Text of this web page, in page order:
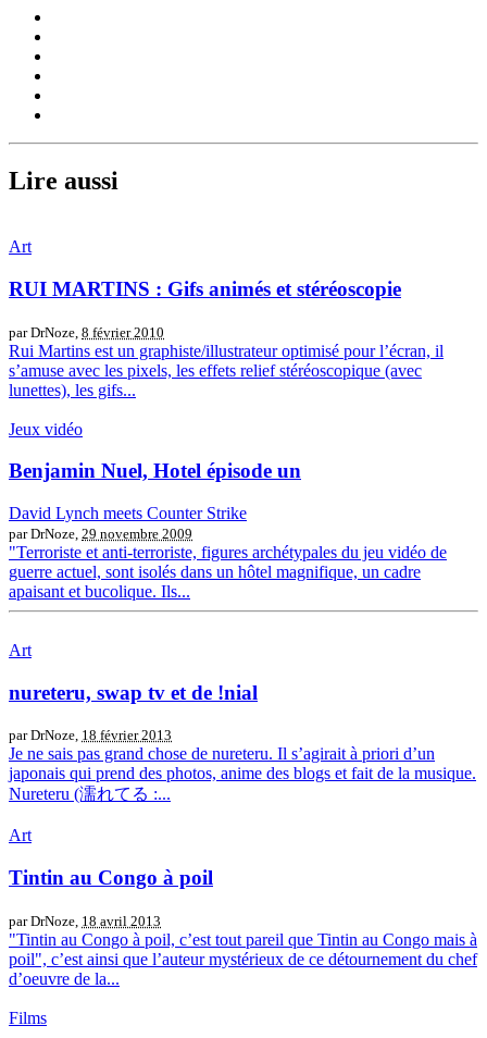
Lire aussi
Art
RUI MARTINS : Gifs animés et stéréoscopie
par DrNoze, 8 février 2010
Rui Martins est un graphiste/illustrateur optimisé pour l’écran, il
s’amuse avec les pixels, les effets relief stéréoscopique (avec
lunettes), les gifs...
Jeux vidéo
Benjamin Nuel, Hotel épisode un
David Lynch meets Counter Strike
par DrNoze, 29 novembre 2009
"Terroriste et anti-terroriste, figures archétypales du jeu vidéo de
guerre actuel, sont isolés dans un hôtel magnifique, un cadre
apaisant et bucolique. Ils...
Art
nureteru, swap tv et de !nial
par DrNoze, 18 février 2013
Je ne sais pas grand chose de nureteru. Il s’agirait à priori d’un
japonais qui prend des photos, anime des blogs et fait de la musique.
Nureteru (濡れてる :...
Art
Tintin au Congo à poil
par DrNoze, 18 avril 2013
"Tintin au Congo à poil, c’est tout pareil que Tintin au Congo mais à
poil", c’est ainsi que l’auteur mystérieux de ce détournement du chef
d’oeuvre de la...
Films